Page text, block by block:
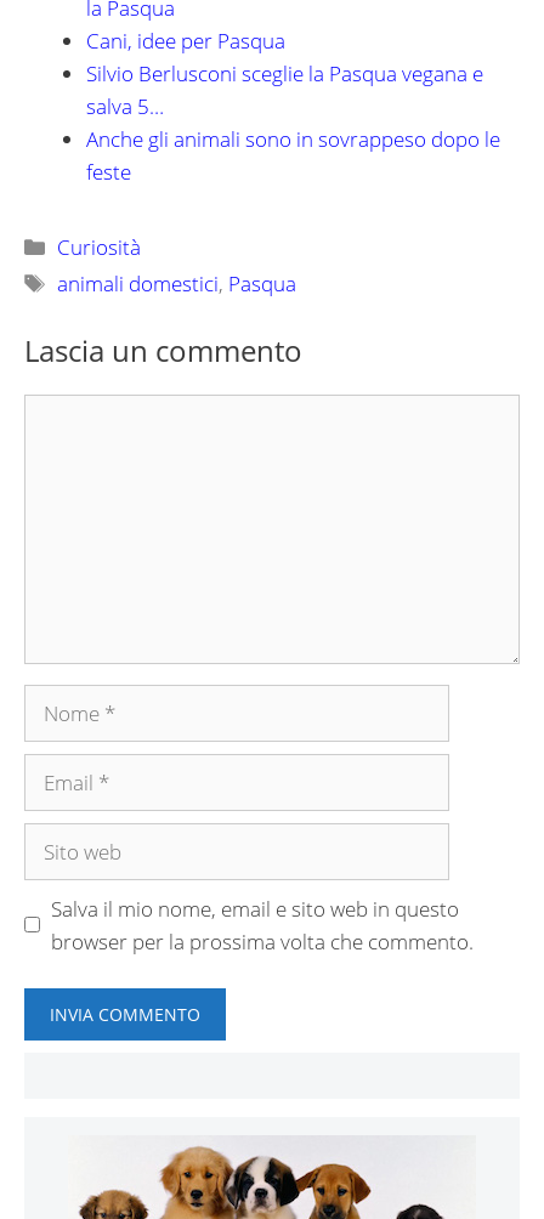
la Pasqua
Cani, idee per Pasqua
Silvio Berlusconi sceglie la Pasqua vegana e
salva 5…
Anche gli animali sono in sovrappeso dopo le
feste
Categorie
Curiosità
Tag
animali domestici, Pasqua
Lascia un commento
Salva il mio nome, email e sito web in questo
browser per la prossima volta che commento.